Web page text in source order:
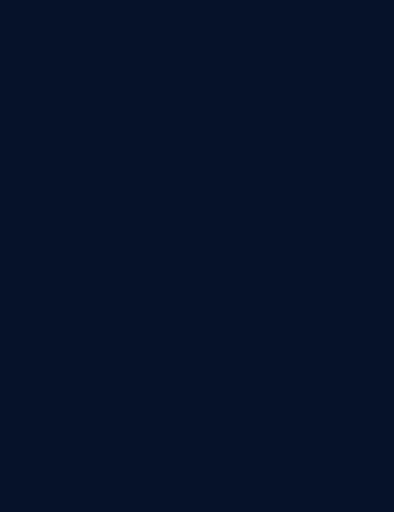
Presentar una candidatura al
cualquier startup o pyme que
uno de los procesos más